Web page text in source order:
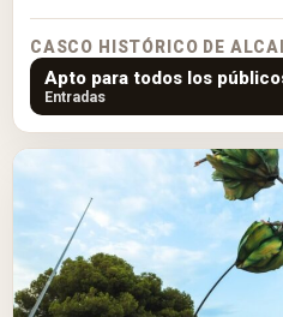
CASCO HISTÓRICO DE
Apto para todos los
Entradas